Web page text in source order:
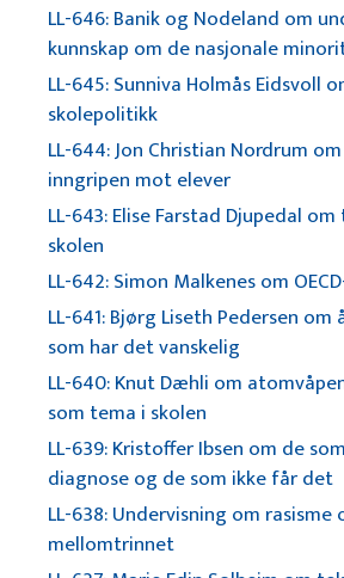
LL-646: Banik og Nodeland om
kunnskap om de nasjonale
LL-645: Sunniva Holmås Eidsvoll
skolepolitikk
LL-644: Jon Christian Nordrum
inngripen mot elever
LL-643: Elise Farstad Djupedal
skolen
LL-642: Simon Malkenes om
LL-641: Bjørg Liseth Pedersen
som har det vanskelig
LL-640: Knut Dæhli om
som tema i skolen
LL-639: Kristoffer Ibsen om de
diagnose og de som ikke får det
LL-638: Undervisning om
mellomtrinnet